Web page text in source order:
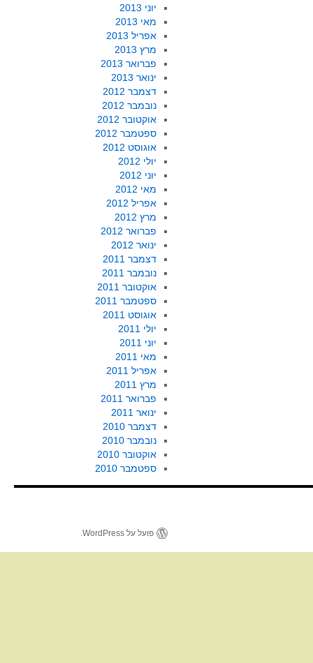
יוני 2013
מאי 2013
אפריל 2013
מרץ 2013
פברואר 2013
ינואר 2013
דצמבר 2012
נובמבר 2012
אוקטובר 2012
ספטמבר 2012
אוגוסט 2012
יולי 2012
יוני 2012
מאי 2012
אפריל 2012
מרץ 2012
פברואר 2012
ינואר 2012
דצמבר 2011
נובמבר 2011
אוקטובר 2011
ספטמבר 2011
אוגוסט 2011
יולי 2011
יוני 2011
מאי 2011
אפריל 2011
מרץ 2011
פברואר 2011
ינואר 2011
דצמבר 2010
נובמבר 2010
אוקטובר 2010
ספטמבר 2010
פועל על WordPress.